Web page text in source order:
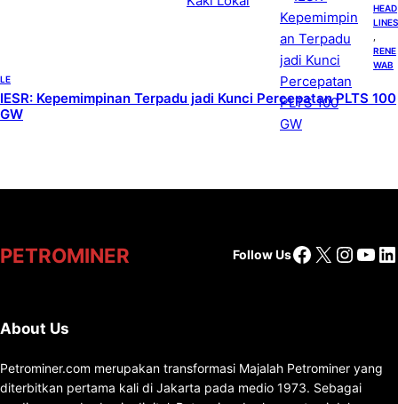
HEAD
LINES
RENE
WAB
LE
IESR: Kepemimpinan Terpadu jadi Kunci Percepatan PLTS 100
GW
PETROMINER Follow UsFacebook
X
About Us
Petrominer.com merupakan transformasi Majalah Petrominer yang
diterbitkan pertama kali di Jakarta pada medio 1973. Sebagai